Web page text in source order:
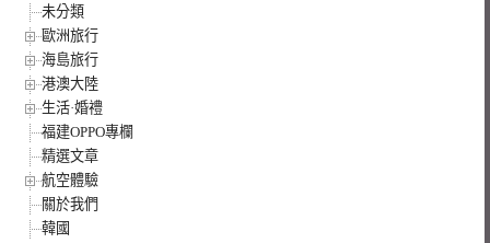
未分類
歐洲旅行
海島旅行
港澳大陸
生活·婚禮
福建OPPO專欄
精選文章
航空體驗
關於我們
韓國